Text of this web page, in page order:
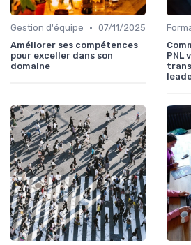
Gestion d'équipe • 07/11/2025
Améliorer ses compétences
pour exceller dans son
domaine
PNL